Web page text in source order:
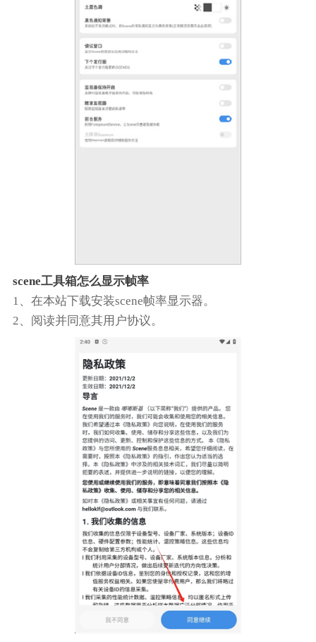
scene工具箱怎么显示帧率
1、在本站下载安装scene帧率显示器。
2、阅读并同意其用户协议。